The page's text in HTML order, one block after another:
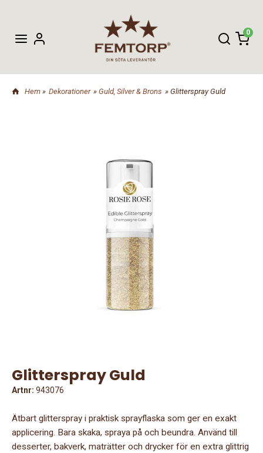
0
Hem » Dekorationer » Guld, Silver & Brons » Glitterspray Guld
Glitterspray Guld
Artnr: 943076
Ätbart glitterspray i praktisk sprayflaska som ger en exakt
applicering. Bara skaka, spraya på och beundra. Använd till
desserter, bakverk, maträtter och drycker för en extra glittrig